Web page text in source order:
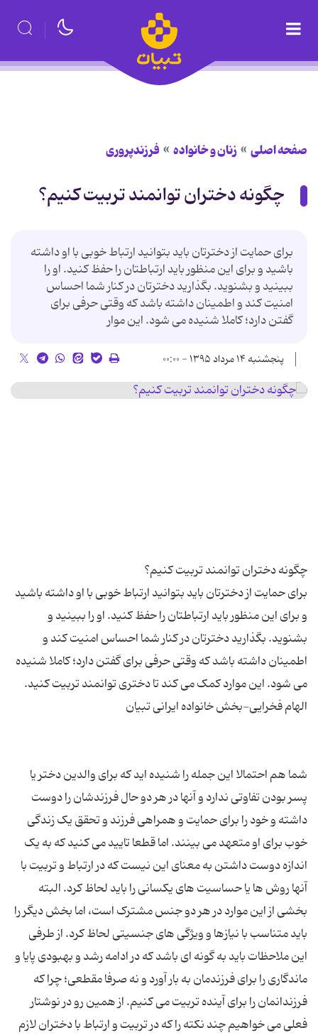
صفحه اصلی زنان و خانواده فرزندپروری
چگونه دختران توانمند تربیت کنیم؟
برای حمایت از دخترتان باید بتوانید ارتباط خوبی با او داشته
باشید و برای این منظور باید ارتباطتان را حفظ کنید. او را
ببینید و بشنوید. بگذارید دخترتان در کنار شما احساس
امنیت کند و اطمینان داشته باشد که وقتی حرفی برای
گفتن دارد؛ کاملا شنیده می شود. این موار
پنجشنبه ۱۴ مرداد ۱۳۹۵ - ۰۰:۰۰
برای حمایت از دخترتان باید بتوانید ارتباط خوبی با او داشته باشید
و برای این منظور باید ارتباطتان را حفظ کنید. او را ببینید و
بشنوید. بگذارید دخترتان در کنار شما احساس امنیت کند و
اطمینان داشته باشد که وقتی حرفی برای گفتن دارد؛ کاملا شنیده
شما هم احتمالا این جمله را شنیده اید که برای والدین دختر یا
پسر بودن تفاوتی ندارد و آنها در هر دو حال فرزندشان را دوست
داشته و خود را برای حمایت و همراهی فرزند و تحقق یک زندگی
خوب برای او متعهد می بینند. اما قطعا تایید می کنید که به یک
اندازه دوست داشتن به معنای این نیست که در ارتباط و تربیت با
آنها روش ها یا حساسیت های یکسانی را باید لحاظ کرد. البته
بخشی از این موارد در هر دو جنس مشترک است، اما بخش دیگر را
باید متناسب با نیازها و ویژگی های جنسیتی لحاظ کرد. از طرفی
این ملاحظات باید به گونه ای باشد که در ادامه رشد و بهبودی پایا و
ماندگاری را برای فرزندمان به بار آورد و نه صرفا مقطعی؛ چرا که
فرزندانمان را برای آینده تربیت می کنیم. از همین رو در نوشتار
فعلی می خواهیم چند نکته را که در تربیت و ارتباط با دختران لازم